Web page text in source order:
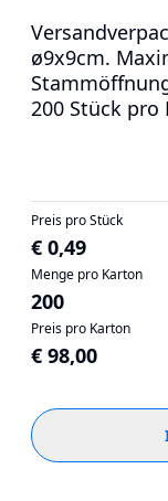
ø9x9cm.
200 Stück pro
Preis pro Stück
€ 0,49
Menge pro Karton
200
Preis pro Karton
€ 98,00